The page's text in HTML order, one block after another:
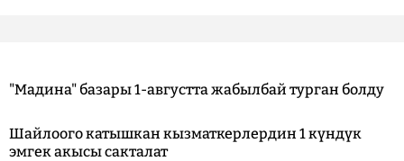
"Мадина" базары 1-августта жабылбай турган болду
Шайлоого катышкан кызматкерлердин 1 күндүк
эмгек акысы сакталат